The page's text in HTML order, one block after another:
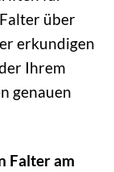
über
erkundigen
Ihrem
genauen
Falter am